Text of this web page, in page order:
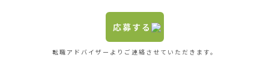
応募する
転職アドバイザーよりご連絡させていただきます。